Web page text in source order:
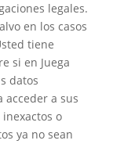
legales.
en los casos
tiene
si en Juega
datos
acceder a sus
o
ya no sean